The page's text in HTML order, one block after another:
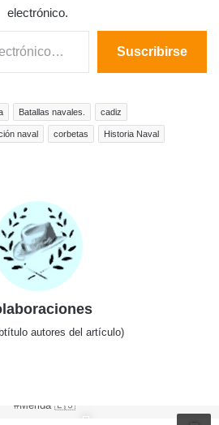
electrónico.
Suscribirse
Batallas navales. cadiz
naval corbetas Historia Naval
autores del artículo)